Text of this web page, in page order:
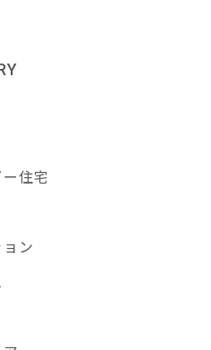
住宅
ン